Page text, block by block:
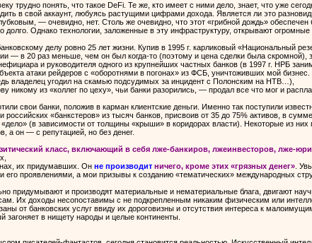
трудно понять, что такое DeFi. Те же, кто имеет с ними дело, знает, что уже
в свой аккаунт, любуясь растущими цифрами дохода. Является ли это
— очевидно, нет. Столь же очевидно, что этот «грибной дождь»
долго. Однако технологии, заложенные в эту инфраструктуру, открывают
делу ровно 25 лет жизни. Купив в 1995 г. карликовый «Национальный
— в 20 раз меньше, чем он был когда-то (поэтому и цена сделки была скромной),
и руководителя одного из крупнейших частных банков (в 1997 г. НРБ
атаки рейдеров с «оборотнями в погонах» из ФСБ, уничтоживших мой
владелец угодил на скамью подсудимых за инцидент с Полонским на НТВ…),
никому из «коллег по цеху», чьи банки разорились, — продал все что мог и
свои банки, положив в карман клиентские деньги. Именно так поступили
российских «банкстеров» из тысяч банков, присвоив от 35 до 75% активов, в
«дело» (в зависимости от толщины «крыши» в коридорах власти). Некоторые из
а он — с репутацией, но без денег.
класс, включающий в себя лже-банкиров, лжеинвесторов, лже-
их придумавших. Он не производит ничего, кроме этих «грязных денег».
проявлениями, а мои призывы к созданию «тематических» международных
придумывают и производят материальные и нематериальные блага, двигают
Их доходы несопоставимы с не подкрепленным никаким физическим или
от банковских услуг ввиду их дороговизны и отсутствия интереса к
загоняет в нищету народы и целые континенты.